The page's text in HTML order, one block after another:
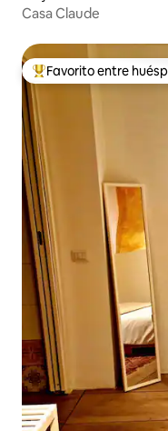
Casa Claude
Favorito entre
Favorito entre